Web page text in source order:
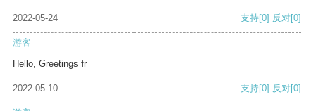
2022-05-24 支持[0] 反对[0]
游客
Hello, Greetings fr
2022-05-10 支持[0] 反对[0]